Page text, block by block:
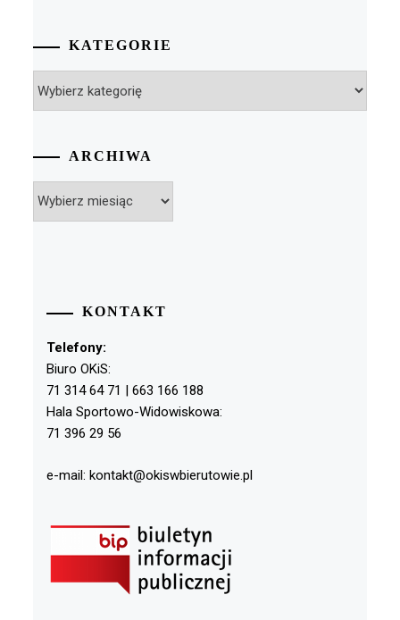
KATEGORIE
ARCHIWA
KONTAKT
Telefony:
Biuro OKiS:
71 314 64 71 | 663 166 188
Hala Sportowo-Widowiskowa:
71 396 29 56
e-mail: kontakt@okiswbierutowie.pl